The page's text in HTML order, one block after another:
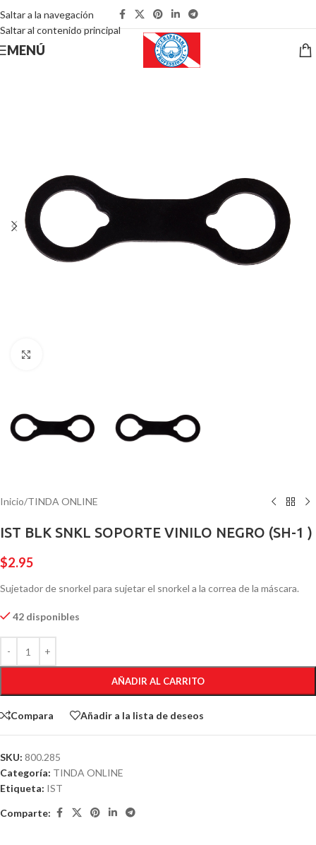
Saltar a la navegación
Saltar al contenido principal
MENÚ
Inicio/TINDA ONLINE
IST BLK SNKL SOPORTE VINILO NEGRO (SH-1 )
$2.95
Sujetador de snorkel para sujetar el snorkel a la correa de la máscara.
42 disponibles
AÑADIR AL CARRITO
Compara Añadir a la lista de deseos
SKU: 800.285
Categoría: TINDA ONLINE
Etiqueta: IST
Comparte: